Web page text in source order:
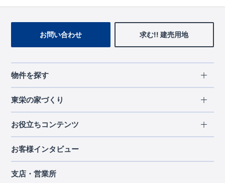
お問い合わせ 求む!! 建売用地
物件を探す
エリアから探す
北海道・東北
北海道
宮城県
千葉県
東栄の家づくり
長期優良住宅
住宅性能評価書
ブルーミングガーデンは地震につよい<建物編>
お役立ちコンテンツ
ご契約までの道のり
現地見学ガイド
お客様インタビュー
支店・営業所